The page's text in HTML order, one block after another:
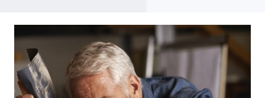
Evento conclusivo Bric 2016 - La qualità